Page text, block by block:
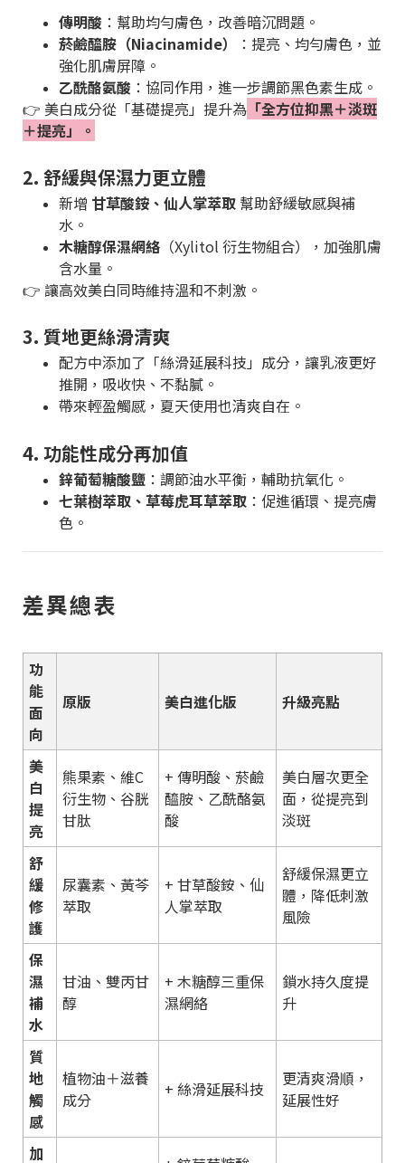
傳明酸 ：幫助均勻膚色，改善暗沉問題。
菸鹼醯胺（Niacinamide）
：提亮、均勻膚色，並
強化肌膚屏障。
乙酰酪氨酸 ：協同作用，進一步調節黑色素生成。
👉 美白成分從「基礎提亮」提升為 「全方位抑黑＋淡斑
＋提亮」。
2. 舒緩與保濕力更立體
新增 甘草酸銨、仙人掌萃取 幫助舒緩敏感與補
水。
木糖醇保濕網絡 （Xylitol 衍生物組合），加強肌膚
含水量。
👉 讓高效美白同時維持溫和不刺激。
3. 質地更絲滑清爽
配方中添加了「絲滑延展科技」成分，讓乳液更好
推開，吸收快、不黏膩。
帶來輕盈觸感，夏天使用也清爽自在。
4. 功能性成分再加值
鋅葡萄糖酸鹽 ：調節油水平衡，輔助抗氧化。
七葉樹萃取、草莓虎耳草萃取 ：促進循環、提亮膚
色。
差異總表
功
能
面
向
原版 美白進化版 升級亮點
美
白
提
亮
熊果素、維C
衍生物、谷胱
甘肽
+ 傳明酸、菸鹼
醯胺、乙酰酪氨
酸
美白層次更全
面，從提亮到
淡斑
舒
緩
修
護
尿囊素、黃芩
萃取
+ 甘草酸銨、仙
人掌萃取
舒緩保濕更立
體，降低刺激
風險
保
濕
補
水
甘油、雙丙甘
醇
+ 木糖醇三重保
濕網絡
鎖水持久度提
升
質
地
觸
感
植物油＋滋養
成分
+ 絲滑延展科技
更清爽滑順，
延展性好
加